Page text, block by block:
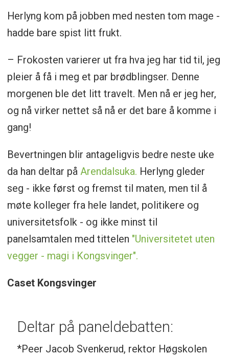
Herlyng kom på jobben med nesten tom mage -
hadde bare spist litt frukt.
– Frokosten varierer ut fra hva jeg har tid til, jeg
pleier å få i meg et par brødblingser. Denne
morgenen ble det litt travelt. Men nå er jeg her,
og nå virker nettet så nå er det bare å komme i
gang!
Bevertningen blir antageligvis bedre neste uke
da han deltar på Arendalsuka. Herlyng gleder
seg - ikke først og fremst til maten, men til å
møte kolleger fra hele landet, politikere og
universitetsfolk - og ikke minst til
panelsamtalen med tittelen "Universitetet uten
vegger - magi i Kongsvinger".
Caset Kongsvinger
Deltar på paneldebatten:
*Peer Jacob Svenkerud, rektor Høgskolen